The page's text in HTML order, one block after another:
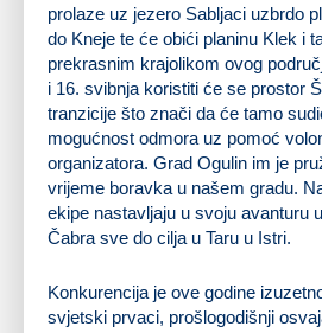
prolaze uz jezero Sabljaci uzbrdo
do Kneje te će obići planinu Klek i
prekrasnim krajolikom ovog
i 16. svibnja koristiti će se prostor
tranzicije što znači da će tamo
mogućnost odmora uz pomoć
organizatora. Grad Ogulin im je
vrijeme boravka u našem gradu.
ekipe nastavljaju u svoju avanturu
Čabra sve do cilja u Taru u Istri.
Konkurencija je ove godine
svjetski prvaci, prošlogodišnji